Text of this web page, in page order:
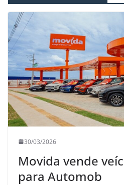
30/03/2026
Movida vende
para Automob